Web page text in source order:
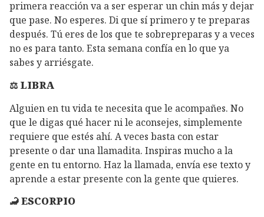
primera reacción va a ser esperar un chin más y dejar
que pase. No esperes. Di que sí primero y te preparas
después. Tú eres de los que te sobrepreparas y a veces
no es para tanto. Esta semana confía en lo que ya
sabes y arriésgate.
⚖️ LIBRA
Alguien en tu vida te necesita que le acompañes. No
que le digas qué hacer ni le aconsejes, simplemente
requiere que estés ahí. A veces basta con estar
presente o dar una llamadita. Inspiras mucho a la
gente en tu entorno. Haz la llamada, envía ese texto y
aprende a estar presente con la gente que quieres.
🦂 ESCORPIO